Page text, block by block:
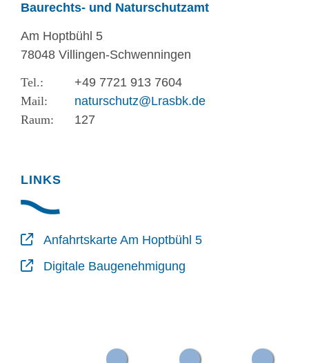
Baurechts- und Naturschutzamt
Am Hoptbühl 5
78048 Villingen-Schwenningen
+49 7721 913 7604
naturschutz@Lrasbk.de
127
LINKS
Anfahrtskarte Am Hoptbühl 5
Digitale Baugenehmigung